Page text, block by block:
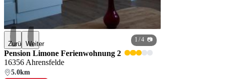
ZurückWeiter
1 / 4 📷
Pension Limone Ferienwohnung 2
16356 Ahrensfelde
5.0km